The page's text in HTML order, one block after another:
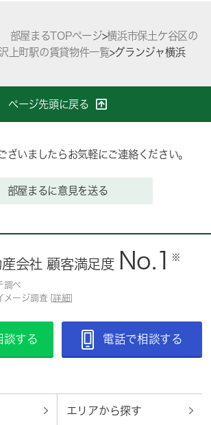
部屋まるTOPページ>横浜市保土ケ谷区の
上町駅の賃貸物件一覧>グランジャ横浜
ページ先頭に戻る
ざいましたらお気軽にご連絡ください。
部屋まるに意見を送る
会社 顧客満足度 No.1 ※
調べ
メージ調査 [詳細]
談する 電話で相談する
エリアから探す